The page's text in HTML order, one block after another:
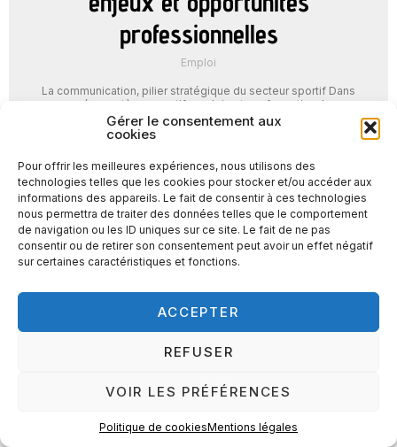
Gérer le consentement aux
cookies
Pour offrir les meilleures expériences, nous utilisons des
technologies telles que les cookies pour stocker et/ou accéder aux
informations des appareils. Le fait de consentir à ces technologies
nous permettra de traiter des données telles que le comportement
de navigation ou les ID uniques sur ce site. Le fait de ne pas
consentir ou de retirer son consentement peut avoir un effet négatif
sur certaines caractéristiques et fonctions.
ACCEPTER
REFUSER
VOIR LES PRÉFÉRENCES
Politique de cookiesMentions légales
professionnelles
Emploi
La communication, pilier stratégique du secteur sportif Dans
un écosystème sportif en pleine transformation, la
communication s’impose comme un levier de performance
incontournable. Selon une ...
LIRE LA SUITE →